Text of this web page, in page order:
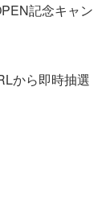
記念キャン
から即時抽選